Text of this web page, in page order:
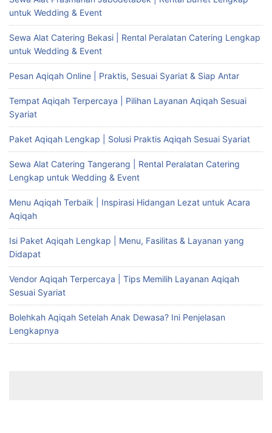
untuk Wedding & Event
Sewa Alat Catering Bekasi | Rental Peralatan Catering Lengkap
untuk Wedding & Event
Pesan Aqiqah Online | Praktis, Sesuai Syariat & Siap Antar
Tempat Aqiqah Terpercaya | Pilihan Layanan Aqiqah Sesuai
Syariat
Paket Aqiqah Lengkap | Solusi Praktis Aqiqah Sesuai Syariat
Sewa Alat Catering Tangerang | Rental Peralatan Catering
Lengkap untuk Wedding & Event
Menu Aqiqah Terbaik | Inspirasi Hidangan Lezat untuk Acara
Aqiqah
Isi Paket Aqiqah Lengkap | Menu, Fasilitas & Layanan yang
Didapat
Vendor Aqiqah Terpercaya | Tips Memilih Layanan Aqiqah
Sesuai Syariat
Bolehkah Aqiqah Setelah Anak Dewasa? Ini Penjelasan
Lengkapnya